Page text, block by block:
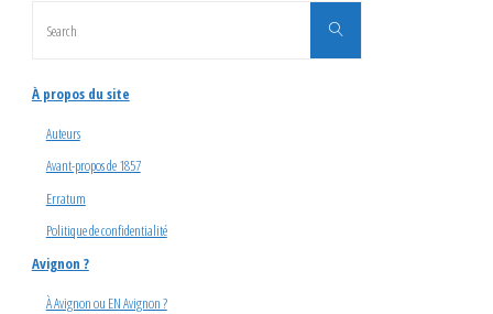
Search
À propos du site
Auteurs
Avant-propos de 1857
Erratum
Politique de confidentialité
Avignon ?
À Avignon ou EN Avignon ?